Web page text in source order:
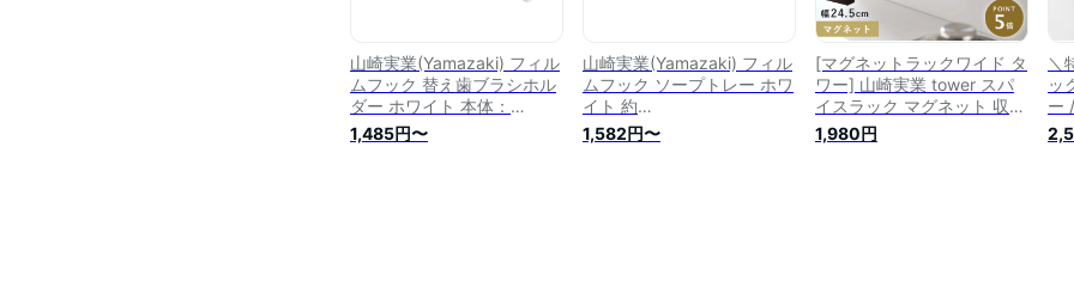
山崎実業(Yamazaki) フィル
ムフック 替え歯ブラシホル
ダー ホワイト 本体：
W11×D4.5×H4cm(フィルム
フック・クッション含まず)
1,485円〜
山崎実業(Yamazaki) フィル
ムフック ソープトレー ホワ
イト 約
W12×D8.5×H7.8cm(フィル
ムフック含まず) タワー
1,582円〜
[マグネットラックワイド タ
ワー] 山崎実業 tower スパ
イスラック マグネット 収納
調味料ラック キッチンラッ
ク キッチン 浮かせる収納
1,980円
＼
ッ
ー
ク
ス